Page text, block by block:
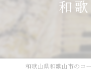
和